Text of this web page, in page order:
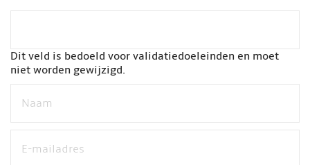
Dit veld is bedoeld voor validatiedoeleinden en moet
niet worden gewijzigd.